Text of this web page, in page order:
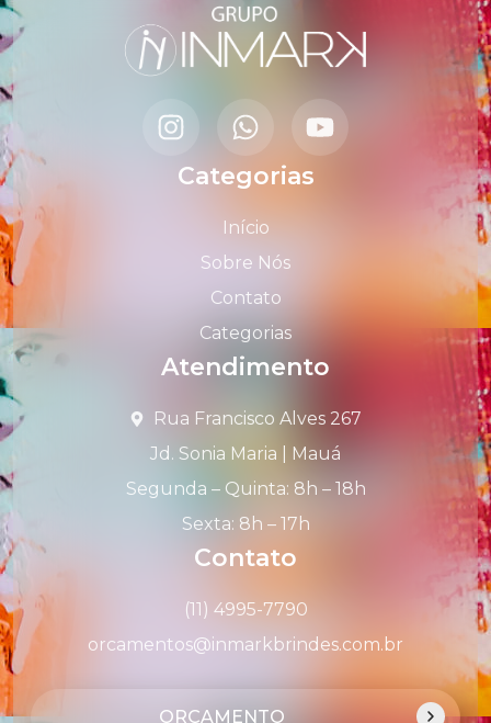
Categorias
Início
Sobre Nós
Contato
Categorias
Atendimento
Rua Francisco Alves 267
Jd. Sonia Maria | Mauá
Segunda – Quinta: 8h – 18h
Sexta: 8h – 17h
Contato
(11) 4995-7790
orcamentos@inmarkbrindes.com.br
ORÇAMENTO